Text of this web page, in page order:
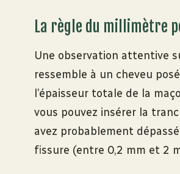
La règle du millimètre
Une observation attentive
ressemble à un cheveu
l’épaisseur totale de la
vous pouvez insérer la
avez probablement
fissure (entre 0,2 mm et 2